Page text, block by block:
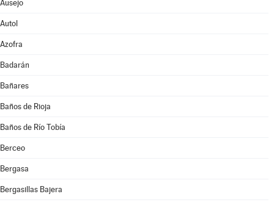
Ausejo
Autol
Azofra
Badarán
Bañares
Baños de Rioja
Baños de Río Tobía
Berceo
Bergasa
Bergasillas Bajera